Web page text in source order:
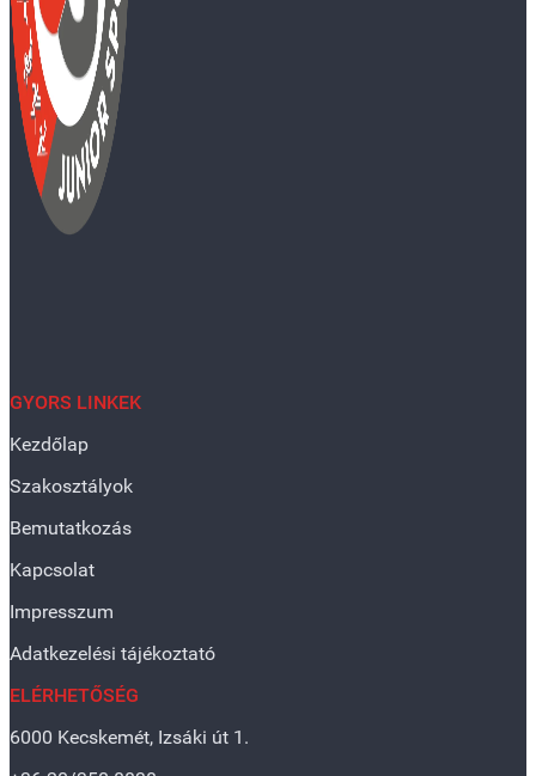
GYORS LINKEK
Kezdőlap
Szakosztályok
Bemutatkozás
Kapcsolat
Impresszum
Adatkezelési tájékoztató
ELÉRHETŐSÉG
6000 Kecskemét, Izsáki út 1.